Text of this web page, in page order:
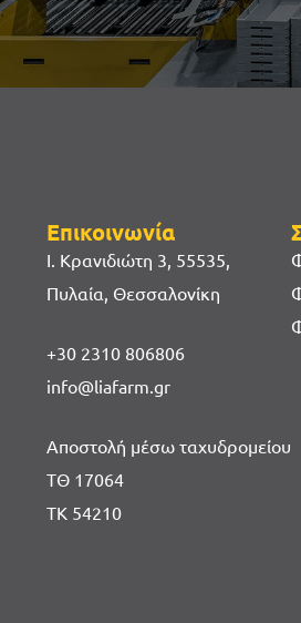
Επικοινωνία
Ι. Κρανιδιώτη 3, 55535,
Πυλαία, Θεσσαλονίκη
+30 2310 806806
info@liafarm.gr
Αποστολή μέσω ταχυδρομείου
ΤΘ 17064
ΤΚ 54210